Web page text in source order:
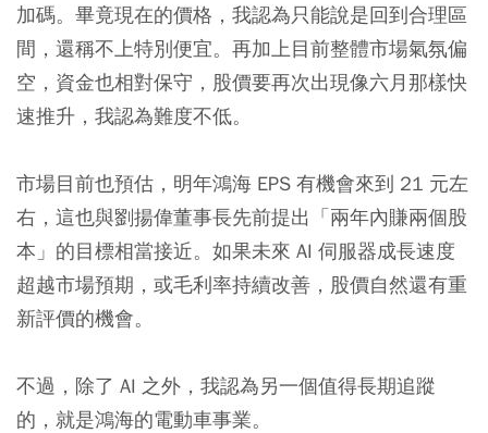
加碼。畢竟現在的價格，我認為只能說是回到合理區
間，還稱不上特別便宜。再加上目前整體市場氣氛偏
空，資金也相對保守，股價要再次出現像六月那樣快
速推升，我認為難度不低。
市場目前也預估，明年鴻海 EPS 有機會來到 21 元左
右，這也與劉揚偉董事長先前提出「兩年內賺兩個股
本」的目標相當接近。如果未來 AI 伺服器成長速度
超越市場預期，或毛利率持續改善，股價自然還有重
新評價的機會。
不過，除了 AI 之外，我認為另一個值得長期追蹤
的，就是鴻海的電動車事業。